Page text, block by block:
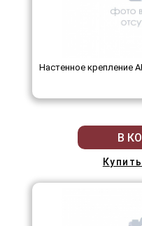
Настенное крепление
В